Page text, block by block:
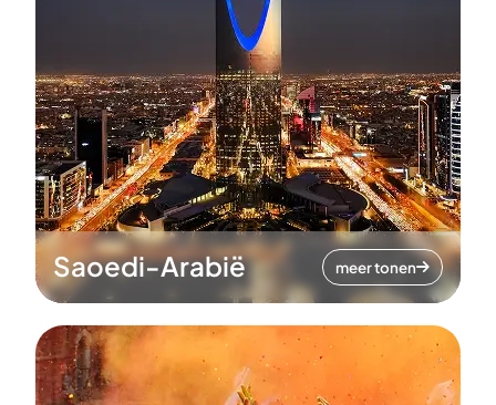
Saoedi-Arabië meer tonen